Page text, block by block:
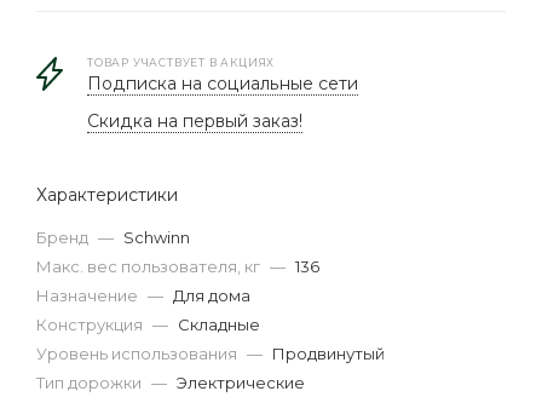
ТОВАР УЧАСТВУЕТ В АКЦИЯХ
Подписка на социальные сети
Скидка на первый заказ!
Характеристики
Бренд — Schwinn
Макс. вес пользователя, кг — 136
Назначение — Для дома
Конструкция — Складные
Уровень использования — Продвинутый
Тип дорожки — Электрические